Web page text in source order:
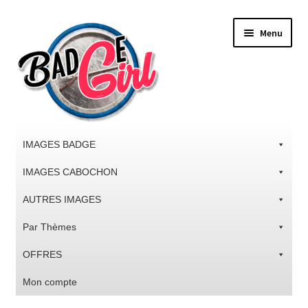
la
navigation
contenu
Menu
IMAGES BADGE
IMAGES CABOCHON
AUTRES IMAGES
Par Thèmes
OFFRES
Mon compte